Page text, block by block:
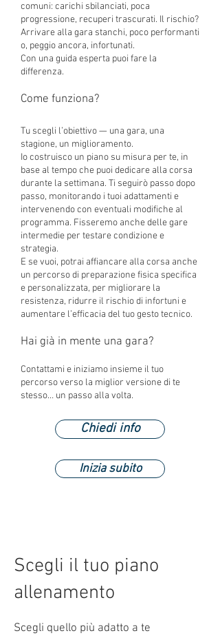
comuni: carichi sbilanciati, poca
progressione, recuperi trascurati. Il rischio?
Arrivare alla gara stanchi, poco performanti
o, peggio ancora, infortunati.
Con una guida esperta puoi fare la
differenza.
Come funziona?
Tu scegli l’obiettivo — una gara, una
stagione, un miglioramento.
Io costruisco un piano su misura per te, in
base al tempo che puoi dedicare alla corsa
durante la settimana. Ti seguirò passo dopo
passo, monitorando i tuoi adattamenti e
intervenendo con eventuali modifiche al
programma. Fisseremo anche delle gare
intermedie per testare condizione e
strategia.
E se vuoi, potrai affiancare alla corsa anche
un percorso di preparazione fisica specifica
e personalizzata, per migliorare la
resistenza, ridurre il rischio di infortuni e
aumentare l’efficacia del tuo gesto tecnico.
Hai già in mente una gara?
Contattami e iniziamo insieme il tuo
percorso verso la miglior versione di te
stesso… un passo alla volta.
Chiedi info
Inizia subito
Scegli il tuo piano
allenamento
Scegli quello più adatto a te